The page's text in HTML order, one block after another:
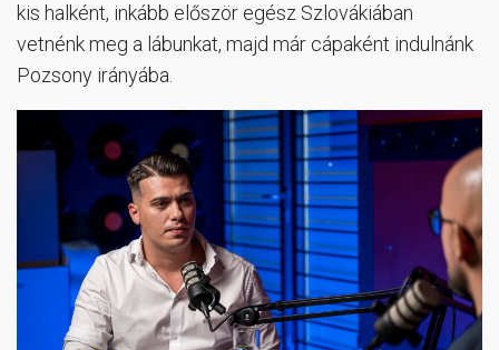
kis halként, inkább először egész Szlovákiában
vetnénk meg a lábunkat, majd már cápaként indulnánk
Pozsony irányába.